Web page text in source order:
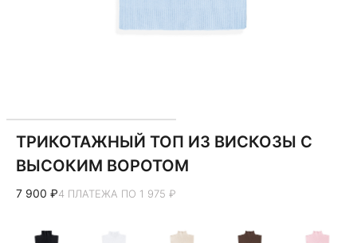
ТРИКОТАЖНЫЙ ТОП ИЗ ВИСКОЗЫ С
ВЫСОКИМ ВОРОТОМ
7 900 ₽4 ПЛАТЕЖА ПО 1 975 ₽